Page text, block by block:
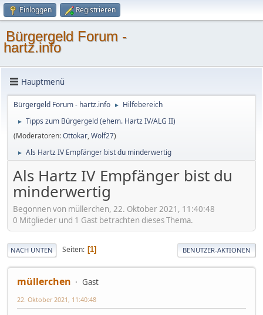
Einloggen Registrieren
Bürgergeld Forum -
hartz.info
Hauptmenü
Bürgergeld Forum - hartz.info ► Hilfebereich
►
Tipps zum Bürgergeld (ehem. Hartz IV/ALG II)
(Moderatoren:Ottokar,Wolf27)
► Als Hartz IV Empfänger bist du minderwertig
Als Hartz IV Empfänger bist du
minderwertig
Begonnen von müllerchen, 22. Oktober 2021, 11:40:48
0 Mitglieder und 1 Gast betrachten dieses Thema.
NACH UNTEN Seiten 1 BENUTZER-AKTIONEN
müllerchen Gast
22. Oktober 2021, 11:40:48